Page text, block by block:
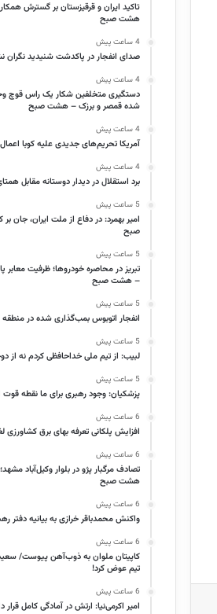
تاکید ایران و قرقیزستان بر گسترش
هشت صبح
4 ساعت پیش
صدای انفجار در پاکدشت شنیدید
4 ساعت پیش
دستگیری متخلفین شکار یک راس قوچ
شده قمصر و برزک – هشت صبح
4 ساعت پیش
آمریکا تحریم‌های جدیدی علیه کوبا
4 ساعت پیش
برد استقلال در دیدار دوستانه مقابل
5 ساعت پیش
امیر بهمرد: در دفاع از ملت ایران،
صبح
5 ساعت پیش
تبریز در محاصره خودروها؛ ظرفیت
– هشت صبح
5 ساعت پیش
انفجار اتوبوس بمب‌گذاری شده در
5 ساعت پیش
لبیب: از تیم ملی خداحافظی کردم نه از
5 ساعت پیش
پزشکیان: وجود رهبری برای ما نقطه
6 ساعت پیش
افزایش پلکانی تعرفه بهای برق
6 ساعت پیش
تصادف مرگبار پژو در بلوار وکیل‌آباد
هشت صبح
6 ساعت پیش
واکنش محمدباقر خرازی به بیانیه دفتر
6 ساعت پیش
کاپیتان ملوان به ذوب‌آهن پیوست/
تیم عوض کرد!
6 ساعت پیش
امیر اکرمی‌نیا: ارتش در آمادگی کامل